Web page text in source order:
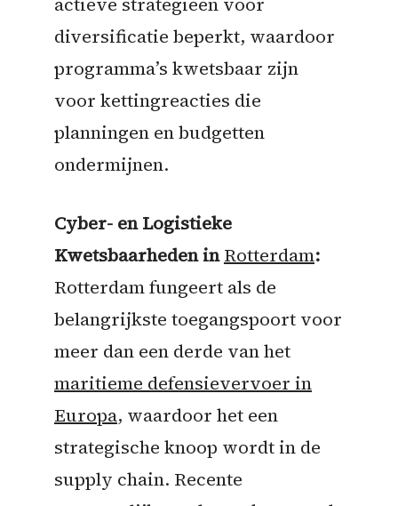
diversificatie beperkt, waardoor
programma’s kwetsbaar zijn
voor kettingreacties die
planningen en budgetten
ondermijnen.
Cyber- en Logistieke
Kwetsbaarheden inRotterdam:
Rotterdam fungeert als de
belangrijkste toegangspoort voor
meer dan een derde van het
maritieme defensievervoer in
Europa, waardoor het een
strategische knoop wordt in de
supply chain. Recente